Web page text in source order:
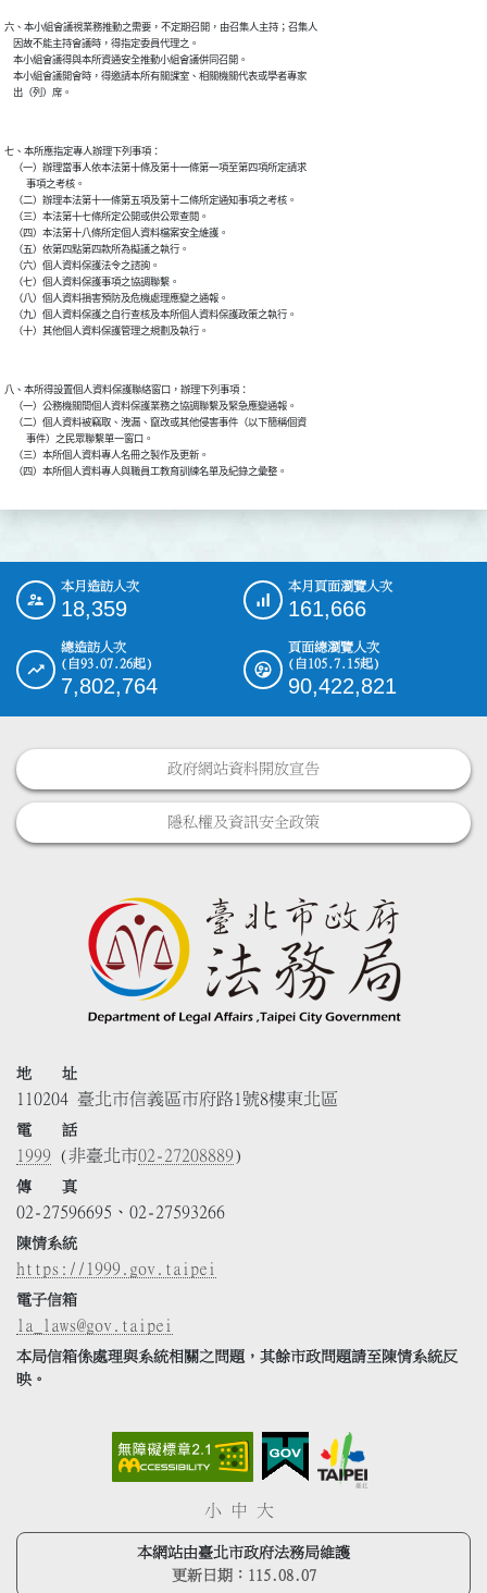
六、本小組會議視業務推動之需要，不定期召開，由召集人主持；召集人
    因故不能主持會議時，得指定委員代理之。
    本小組會議得與本所資通安全推動小組會議併同召開。
    本小組會議開會時，得邀請本所有關課室、相關機關代表或學者專家
七、本所應指定專人辦理下列事項：
    （一）辦理當事人依本法第十條及第十一條第一項至第四項所定請求
          事項之考核。
    （二）辦理本法第十一條第五項及第十二條所定通知事項之考核。
    （三）本法第十七條所定公開或供公眾查閱。
    （四）本法第十八條所定個人資料檔案安全維護。
    （五）依第四點第四款所為擬議之執行。
    （六）個人資料保護法令之諮詢。
    （七）個人資料保護事項之協調聯繫。
    （八）個人資料損害預防及危機處理應變之通報。
    （九）個人資料保護之自行查核及本所個人資料保護政策之執行。
八、本所得設置個人資料保護聯絡窗口，辦理下列事項：
    （一）公務機關間個人資料保護業務之協調聯繫及緊急應變通報。
    （二）個人資料被竊取、洩漏、竄改或其他侵害事件（以下簡稱個資
          事件）之民眾聯繫單一窗口。
    （三）本所個人資料專人名冊之製作及更新。
::: 本月造訪人次
18,359
本月頁面瀏覽人次
161,666
總造訪人次
(自93.07.26起)
7,802,764
頁面總瀏覽人次
(自105.7.15起)
90,422,821
政府網站資料開放宣告
隱私權及資訊安全政策
地 址
110204 臺北市信義區市府路1號8樓東北區
電 話
1999 (非臺北市02-27208889)
傳 真
02-27596695、02-27593266
陳情系統
https://1999.gov.taipei
電子信箱
la_laws@gov.taipei
本局信箱係處理與系統相關之問題，其餘市政問題請至陳情系統反
映。
小 中 大
本網站由臺北市政府法務局維護
更新日期： 115.08.07